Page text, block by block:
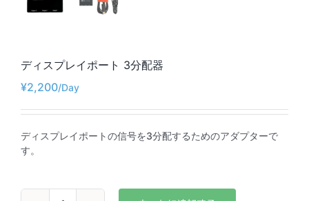
ディスプレイポート 3分配器
¥2,200
ディスプレイポートの信号を3分配するためのアダプターで
す。